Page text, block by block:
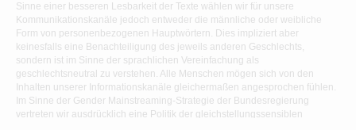
Sinne einer besseren Lesbarkeit der Texte wählen wir für unsere
Kommunikationskanäle jedoch entweder die männliche oder weibliche
Form von personenbezogenen Hauptwörtern. Dies impliziert aber
keinesfalls eine Benachteiligung des jeweils anderen Geschlechts,
sondern ist im Sinne der sprachlichen Vereinfachung als
geschlechtsneutral zu verstehen. Alle Menschen mögen sich von den
Inhalten unserer Informationskanäle gleichermaßen angesprochen fühlen.
Im Sinne der Gender Mainstreaming-Strategie der Bundesregierung
vertreten wir ausdrücklich eine Politik der gleichstellungssensiblen